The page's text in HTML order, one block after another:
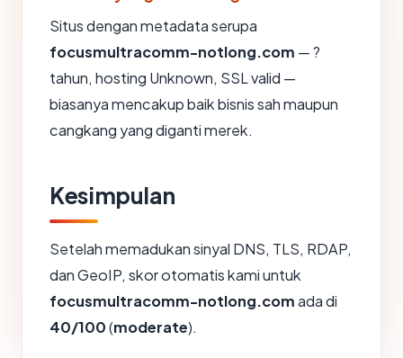
Situs dengan metadata serupa
focusmultracomm-notlong.com — ?
tahun, hosting Unknown, SSL valid —
biasanya mencakup baik bisnis sah maupun
cangkang yang diganti merek.
Kesimpulan
Setelah memadukan sinyal DNS, TLS, RDAP,
dan GeoIP, skor otomatis kami untuk
focusmultracomm-notlong.comada di
40/100(moderate).